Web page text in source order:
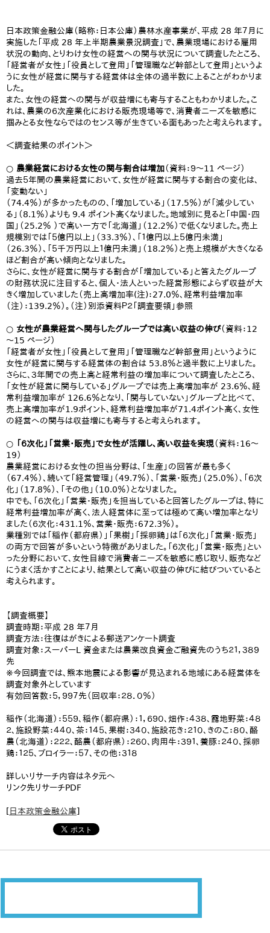
日本政策金融公庫（略称：日本公庫）農林水産事業が、平成 28 年７月に
実施した「平成 28 年上半期農業景況調査」で、農業現場における雇用
状況の動向、とりわけ女性の経営への関与状況について調査したところ、
「経営者が女性」「役員として登用」「管理職など幹部として登用」というよ
うに女性が経営に関与する経営体は全体の過半数に上ることがわかりま
した。
また、女性の経営への関与が収益増にも寄与することもわかりました。こ
れは、農業の６次産業化における販売現場等で、消費者ニーズを敏感に
掴みとる女性ならではのセンス等が生きている面もあったと考えられます。
＜調査結果のポイント＞
○ 農業経営における女性の関与割合は増加（資料：９～11 ページ）
過去５年間の農業経営において、女性が経営に関与する割合の変化は、
「変動ない」
（74.4％）が多かったものの、「増加している」（17.5％）が「減少してい
る」（8.1％）よりも 9.4 ポイント高くなりました。地域別に見ると「中国・四
国」（25.2％ ）で高い一方で「北海道」（12.2％）で低くなりました。売上
規模別では「５億円以上」（33.3％）、「１億円以上５億円未満」
（26.3％）、「５千万円以上１億円未満」（18.2％）と売上規模が大きくなる
ほど割合が高い傾向となりました。
さらに、女性が経営に関与する割合が「増加している」と答えたグループ
の財務状況に注目すると、個人・法人といった経営形態によらず収益が大
きく増加していました（売上高増加率(注)：27.0％、経常利益増加率
（注）：139.2％）。（注）別添資料Ｐ２「調査要領」参照
○ 女性が農業経営へ関与したグループでは高い収益の伸び（資料：12
～15 ページ）
「経営者が女性」「役員として登用」「管理職など幹部登用」というように
女性が経営に関与する経営体の割合は 53.8％と過半数に上りました。
さらに、３年間での売上高と経常利益の増加率について調査したところ、
「女性が経営に関与している」グループでは売上高増加率が 23.6％、経
常利益増加率が 126.6％となり、「関与していない」グループと比べて、
売上高増加率が1.9ポイント、経常利益増加率が71.4ポイント高く、女性
の経営への関与は収益増にも寄与すると考えられます。
○ 「６次化」「営業・販売」で女性が活躍し、高い収益を実現（資料：16～
19）
農業経営における女性の担当分野は、「生産」の回答が最も多く
（67.4％）、続いて「経営管理」（49.7％）、「営業・販売」（25.0％）、「６次
化」（17.8％）、「その他」（10.0％）となりました。
中でも、「６次化」「営業・販売」を担当していると回答したグループは、特に
経常利益増加率が高く、法人経営体に至っては極めて高い増加率となり
ました（６次化：431.1％、営業・販売：672.3％）。
業種別では「稲作（都府県）」「果樹」「採卵鶏」は「６次化」「営業・販売」
の両方で回答が多いという特徴がありました。「６次化」「営業・販売」とい
った分野において、女性目線で消費者ニーズを敏感に感じ取り、販売など
にうまく活かすことにより、結果として高い収益の伸びに結びついていると
考えられます。
【調査概要】
調査時期：平成 28 年７月
調査方法：往復はがきによる郵送アンケート調査
調査対象：スーパーL 資金または農業改良資金ご融資先のうち２１，３８９
先
※今回調査では、熊本地震による影響が見込まれる地域にある経営体を
調査対象外としています
有効回答数：５，９９７先（回収率：２８．０％）
稲作（北海道）：５５９、稲作（都府県）：１，６９０、畑作：４３８、露地野菜：４８
２、施設野菜：４４０、茶：１４５、果樹：３４０、施設花き：２１０、きのこ：８０、酪
農（北海道）：２２２、酪農（都府県）：２６０、肉用牛：３９１、養豚：２４０、採卵
鶏：１２５、ブロイラー：５７、その他：３１８
詳しいリサーチ内容はネタ元へ
リンク先リサーチPDF
[日本政策金融公庫]